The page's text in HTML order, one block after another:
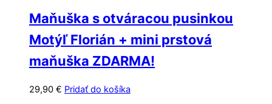
Maňuška s otváracou pusinkou
Motýľ Florián + mini prstová
maňuška ZDARMA!
29,90 € Pridať do košíka